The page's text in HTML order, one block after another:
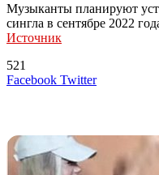
Музыканты планируют
сингла в сентябре 2022
Источник
521
Facebook TwitterLinkedIn
Tumblr
Reddit
Вконтакте
Skype
Messenger
Messenger
WhatsApp
Telegram
Viber
Line
Поделиться
Печатать